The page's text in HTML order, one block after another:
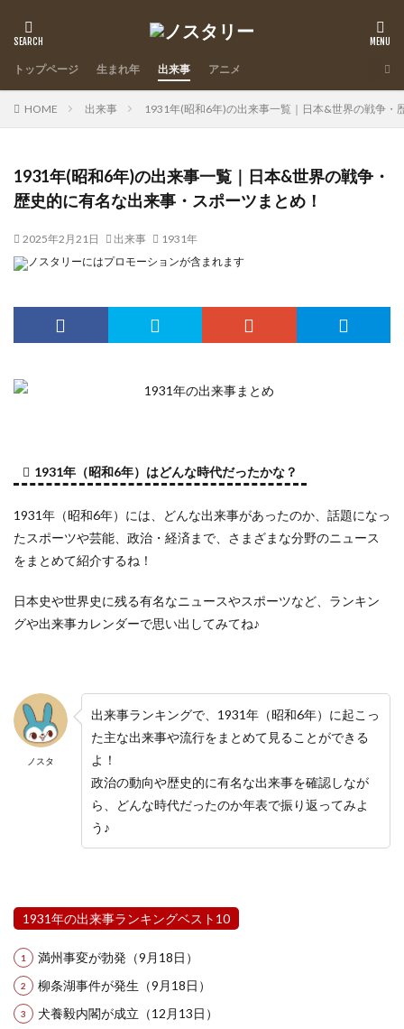
トップページ 生まれ年 出来事 アニメ
HOME 出来事 1931年(昭和6年)の出来事一覧｜日本&世界の戦争・
1931年(昭和6年)の出来事一覧｜日本&世界の戦争・
歴史的に有名な出来事・スポーツまとめ！
2025年2月21日 出来事 1931年
1931年（昭和6年）はどんな時代だったかな？
1931年（昭和6年）には、どんな出来事があったのか、話題になっ
たスポーツや芸能、政治・経済まで、さまざまな分野のニュース
をまとめて紹介するね！
日本史や世界史に残る有名なニュースやスポーツなど、ランキン
グや出来事カレンダーで思い出してみてね♪
ノスタ
出来事ランキングで、1931年（昭和6年）に起こっ
た主な出来事や流行をまとめて見ることができる
よ！
政治の動向や歴史的に有名な出来事を確認しなが
ら、どんな時代だったのか年表で振り返ってみよ
う♪
1931年の出来事ランキングベスト10
満州事変が勃発（9月18日）
柳条湖事件が発生（9月18日）
犬養毅内閣が成立（12月13日）